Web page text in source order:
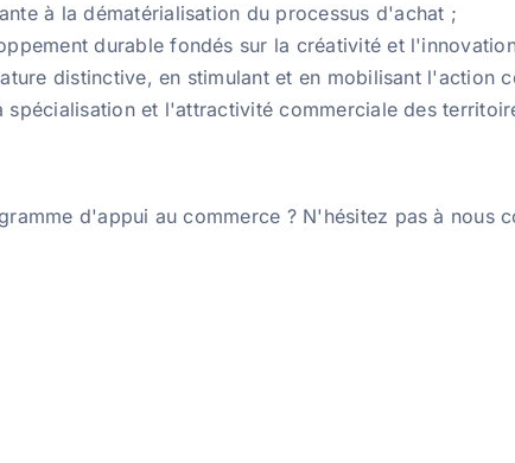
à la dématérialisation du processus d'achat ;
durable fondés sur la créativité et
distinctive, en stimulant et en mobilisant l'action
et l'attractivité commerciale des
d'appui au commerce ? N'hésitez pas à nous